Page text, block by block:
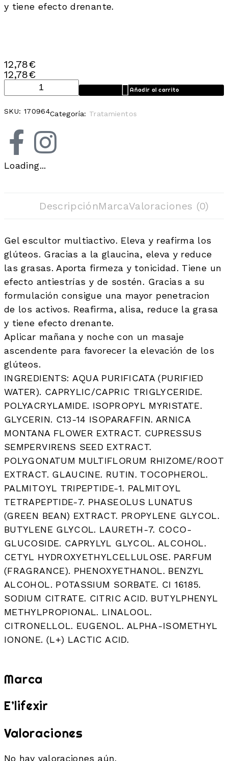
y tiene efecto drenante.
12,78€
12,78€
Añadir al carrito
SKU: 170964Categoría: Tratamientos
Loading...
DescripciónMarcaValoraciones (0)
Gel escultor multiactivo. Eleva y reafirma los
glúteos. Gracias a la glaucina, eleva y reduce
las grasas. Aporta firmeza y tonicidad. Tiene un
efecto antiestrías y de sostén. Gracias a su
formulación consigue una mayor penetracion
de los activos. Reafirma, alisa, reduce la grasa
y tiene efecto drenante.
Aplicar mañana y noche con un masaje
ascendente para favorecer la elevación de los
glúteos.
INGREDIENTS: AQUA PURIFICATA (PURIFIED
WATER). CAPRYLIC/CAPRIC TRIGLYCERIDE.
POLYACRYLAMIDE. ISOPROPYL MYRISTATE.
GLYCERIN. C13-14 ISOPARAFFIN. ARNICA
MONTANA FLOWER EXTRACT. CUPRESSUS
SEMPERVIRENS SEED EXTRACT.
POLYGONATUM MULTIFLORUM RHIZOME/ROOT
EXTRACT. GLAUCINE. RUTIN. TOCOPHEROL.
PALMITOYL TRIPEPTIDE-1. PALMITOYL
TETRAPEPTIDE-7. PHASEOLUS LUNATUS
(GREEN BEAN) EXTRACT. PROPYLENE GLYCOL.
BUTYLENE GLYCOL. LAURETH-7. COCO-
GLUCOSIDE. CAPRYLYL GLYCOL. ALCOHOL.
CETYL HYDROXYETHYLCELLULOSE. PARFUM
(FRAGRANCE). PHENOXYETHANOL. BENZYL
ALCOHOL. POTASSIUM SORBATE. CI 16185.
SODIUM CITRATE. CITRIC ACID. BUTYLPHENYL
METHYLPROPIONAL. LINALOOL.
CITRONELLOL. EUGENOL. ALPHA-ISOMETHYL
IONONE. (L+) LACTIC ACID.
Marca
E’lifexir
Valoraciones
No hay valoraciones aún.